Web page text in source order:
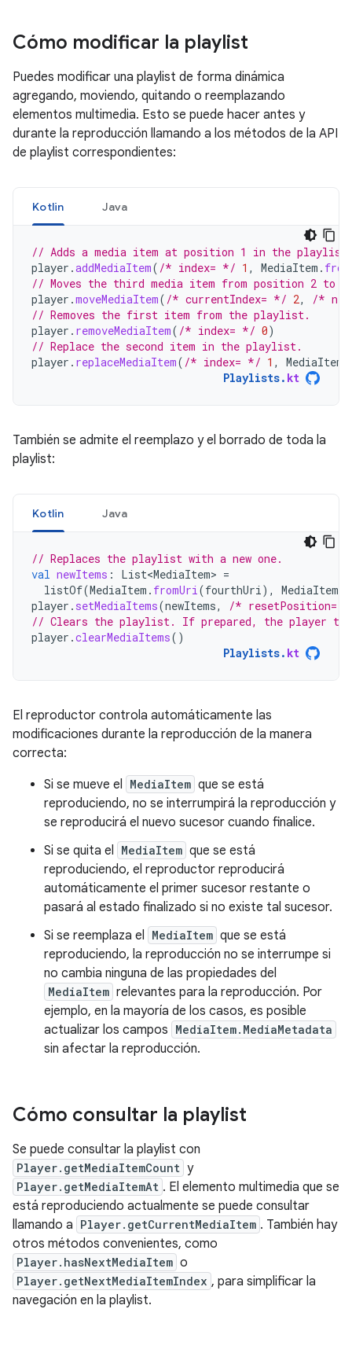
Cómo modificar la playlist
Puedes modificar una playlist de forma dinámica
agregando, moviendo, quitando o reemplazando
elementos multimedia. Esto se puede hacer antes y
durante la reproducción llamando a los métodos de la API
de playlist correspondientes:
Kotlin Java
// Adds a media item at position 1 in the
player .addMediaItem( /* index= */ 1 , MediaItem .
// Moves the third media item from position 2
player .moveMediaItem( /* currentIndex= */ 2,
/*
// Removes the first item from the playlist.
player . removeMediaItem( /* index= */ 0)
// Replace the second item in the playlist.
player . replaceMediaItem( /* index= */ 1 , MediaItem
Playlists. kt
También se admite el reemplazo y el borrado de toda la
playlist:
Kotlin Java
// Replaces the playlist with a new one.
val newItems : List<MediaItem> =
listOf(MediaItem . fromUri(fourthUri), MediaItem
player . setMediaItems(newItems,
/* resetPosition=
// Clears the playlist. If prepared, the player
player .clearMediaItems()
Playlists. kt
El reproductor controla automáticamente las
modificaciones durante la reproducción de la manera
correcta:
Si se mueve el MediaItem que se está
reproduciendo, no se interrumpirá la reproducción y
se reproducirá el nuevo sucesor cuando finalice.
Si se quita el MediaItem que se está
reproduciendo, el reproductor reproducirá
automáticamente el primer sucesor restante o
pasará al estado finalizado si no existe tal sucesor.
Si se reemplaza el MediaItem que se está
reproduciendo, la reproducción no se interrumpe si
no cambia ninguna de las propiedades del
MediaItem relevantes para la reproducción. Por
ejemplo, en la mayoría de los casos, es posible
actualizar los campos MediaItem.MediaMetadata
sin afectar la reproducción.
Cómo consultar la playlist
Se puede consultar la playlist con
Player.getMediaItemCount y
Player.getMediaItemAt . El elemento multimedia que se
está reproduciendo actualmente se puede consultar
llamando a Player.getCurrentMediaItem . También hay
otros métodos convenientes, como
Player.hasNextMediaItem o
Player.getNextMediaItemIndex , para simplificar la
navegación en la playlist.